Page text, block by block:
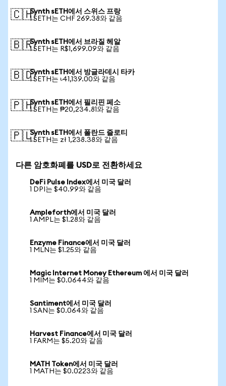
🇨🇭Synth sETH에서 스위스 프랑
1 SETH는 CHF 269.38와 같음
🇧🇷Synth sETH에서 브라질 헤알
1 SETH는 R$1,699.09와 같음
🇧🇩Synth sETH에서 방글라데시 타카
1 SETH는 ৳41,139.00와 같음
🇵🇭Synth sETH에서 필리핀 페소
1 SETH는 ₱20,234.81와 같음
🇵🇱Synth sETH에서 폴란드 즐로티
1 SETH는 zł 1,238.38와 같음
다른 암호화폐를 USD로 전환하세요
DeFi Pulse Index에서 미국 달러
1 DPI는 $40.99와 같음
Ampleforth에서 미국 달러
1 AMPL는 $1.28와 같음
Enzyme Finance에서 미국 달러
1 MLN는 $1.25와 같음
Magic Internet Money Ethereum 에서 미국 달러
1 MIM는 $0.0644와 같음
Santiment에서 미국 달러
1 SAN는 $0.064와 같음
Harvest Finance에서 미국 달러
1 FARM는 $5.20와 같음
MATH Token에서 미국 달러
1 MATH는 $0.0223와 같음